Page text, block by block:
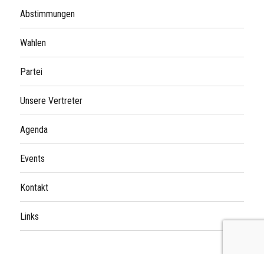
Abstimmungen
Wahlen
Partei
Unsere Vertreter
Agenda
Events
Kontakt
Links